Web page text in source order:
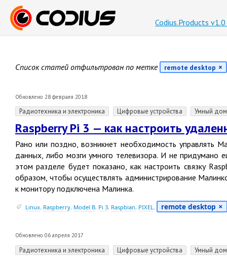
Codius.Products v1.0
Список статей отфильтрован по метке remote desktop
Обновлено 28 февраля 2018
Радиотехника и электроника Цифровые устройства Умный дом
Raspberry Pi 3 — как настроить
Рано или поздно, возникнет необходимость управлять
данных, либо мозги умного телевизора. И не
этом разделе будет показано, как настроить связку
образом, чтобы осуществлять администрирование
к монитору подключена Малинка.
Linux, Raspberry, Model B, Pi 3, Raspbian, PIXEL , remote desktop
Обновлено 06 апреля 2017
Радиотехника и электроника Цифровые устройства Умный дом